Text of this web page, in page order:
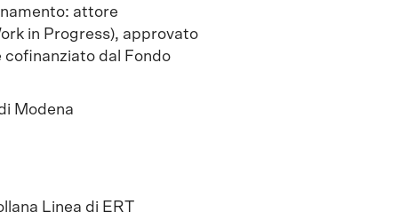
attore
in Progress), approvato
cofinanziato dal Fondo
Modena
Linea di ERT